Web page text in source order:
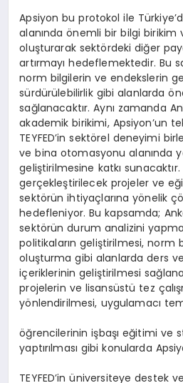
Apsiyon bu protokol ile
alanında önemli bir bilgi birikim
oluşturarak sektördeki diğer
artırmayı hedeflemektedir. Bu
norm bilgilerin ve endekslerin
sürdürülebilirlik gibi alanlarda
sağlanacaktır. Aynı zamanda
akademik birikimi, Apsiyon’un
TEYFED’in sektörel deneyimi
ve bina otomasyonu alanında
geliştirilmesine katkı
gerçekleştirilecek projeler ve
sektörün ihtiyaçlarına yönelik
hedefleniyor. Bu kapsamda;
sektörün durum analizini
politikaların geliştirilmesi, norm
oluşturma gibi alanlarda ders
içeriklerinin geliştirilmesi
projelerin ve lisansüstü tez
yönlendirilmesi, uygulamacı
öğrencilerinin işbaşı eğitimi ve
yaptırılması gibi konularda
TEYFED’in üniversiteye destek